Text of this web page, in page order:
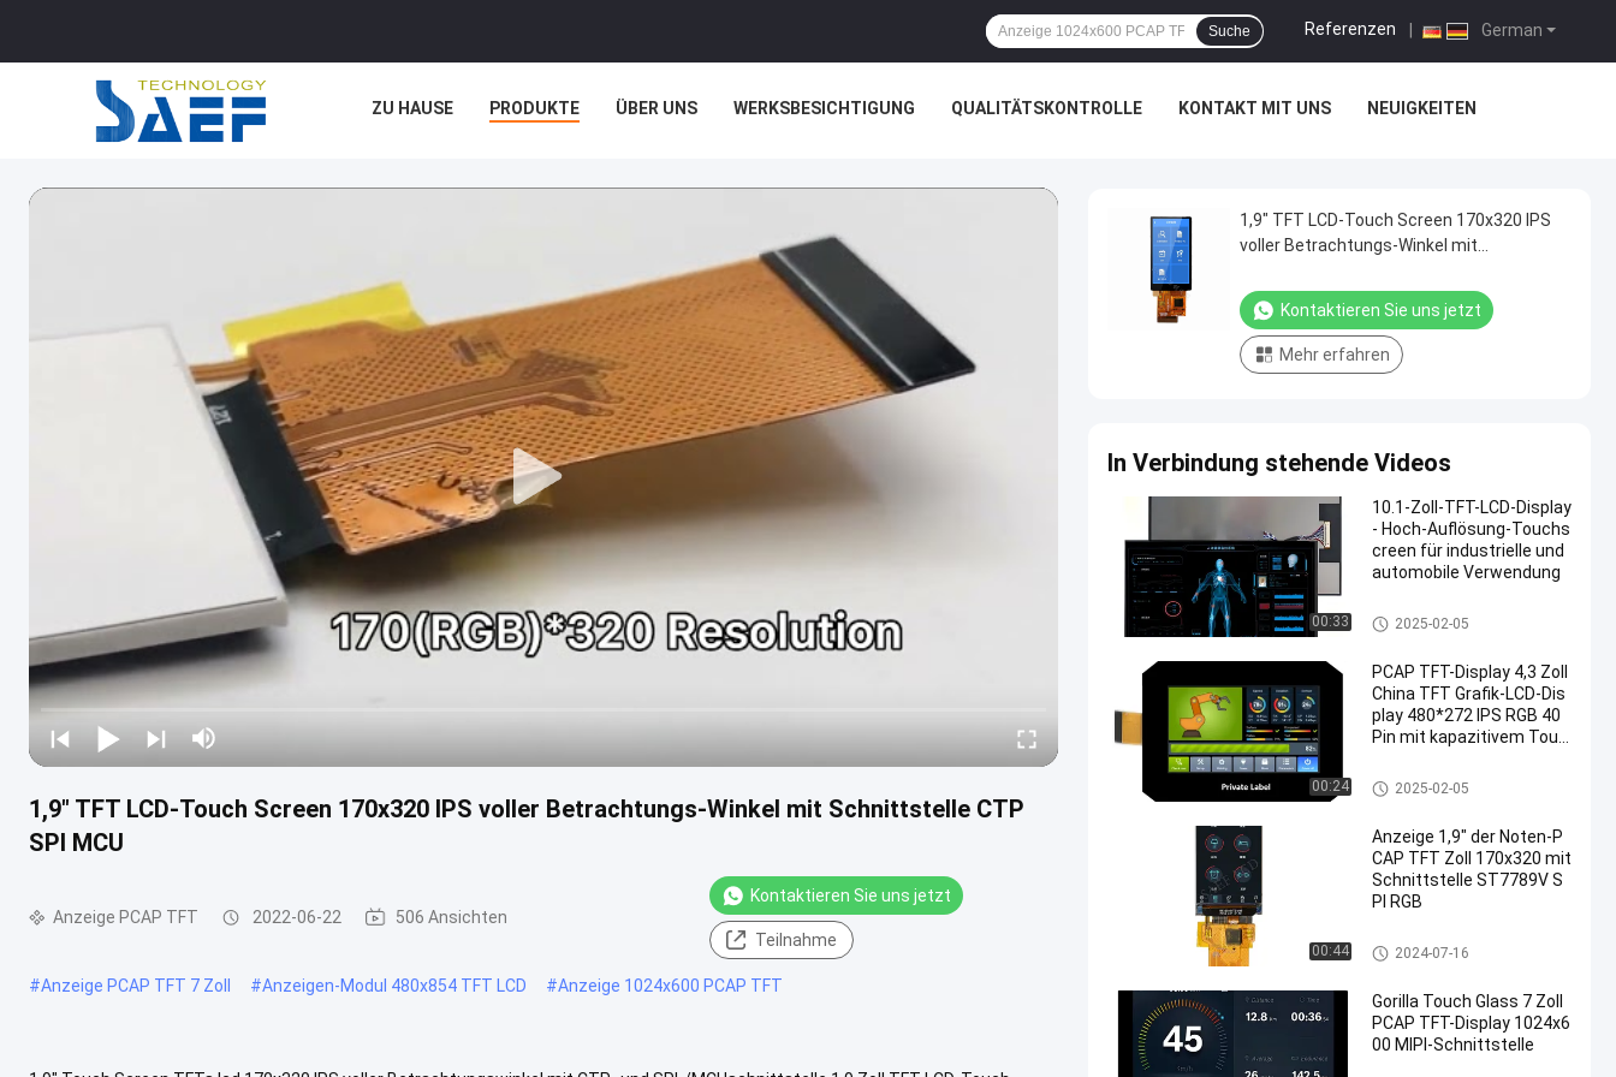
German
Referenzen
Suche
ZU HAUSE PRODUKTE ÜBER UNS WERKSBESICHTIGUNG QUALITÄTSKONTROLLE KONTAKT MIT UNS NEUIGKEITEN
1,9" TFT LCD-Touch Screen 170x320 IPS voller Betrachtungs-Winkel mit Schnittstelle CTP
SPI MCU
Anzeige PCAP TFT 2022-06-22 506 Ansichten
Kontaktieren Sie uns jetzt
Teilnahme
#Anzeige PCAP TFT 7 Zoll #Anzeigen-Modul 480x854 TFT LCD #Anzeige 1024x600 PCAP TFT
1,9" TFT LCD-Touch Screen 170x320 IPS
voller Betrachtungs-Winkel mit
Kontaktieren Sie uns jetzt
Mehr erfahren
In Verbindung stehende Videos
00:33
10.1-Zoll-TFT-LCD-Display
- Hoch-Auflösung-Touchs
creen für industrielle und
automobile Verwendung
TFT LCD-Anzeige
2025-02-05
00:24
PCAP TFT-Display 4,3 Zoll
China TFT Grafik-LCD-Dis
play 480*272 IPS RGB 40
Pin mit kapazitivem Touc
Anzeige PCAP TFT
2025-02-05
00:44
Anzeige 1,9" der Noten-P
CAP TFT Zoll 170x320 mit
Schnittstelle ST7789V S
PI RGB
Anzeige PCAP TFT
2024-07-16
Gorilla Touch Glass 7 Zoll
PCAP TFT-Display 1024x6
00 MIPI-Schnittstelle